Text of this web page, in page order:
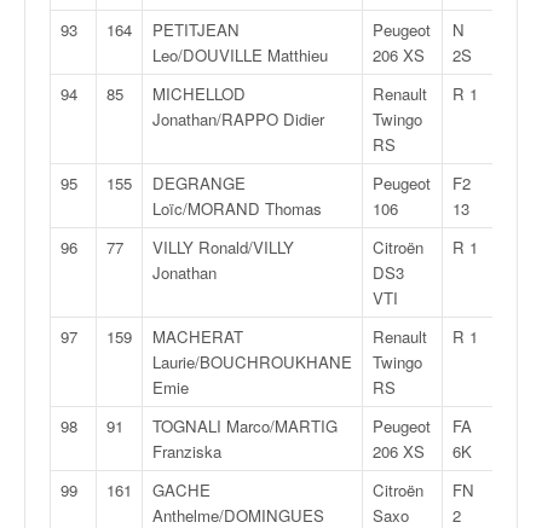
93 164
PETITJEAN
Leo/DOUVILLE Matthieu
Peugeot
206 XS
N
2S
94 85
MICHELLOD
Jonathan/RAPPO Didier
Renault
Twingo
RS
R 1
95 155
DEGRANGE
Loïc/MORAND Thomas
Peugeot
106
F2
13
96 77
VILLY Ronald/VILLY
Jonathan
Citroën
DS3
VTI
R 1
97 159
MACHERAT
Laurie/BOUCHROUKHANE
Emie
Renault
Twingo
RS
R 1
98 91
TOGNALI Marco/MARTIG
Franziska
Peugeot
206 XS
FA
6K
99 161
GACHE
Anthelme/DOMINGUES
Citroën
Saxo
FN
2